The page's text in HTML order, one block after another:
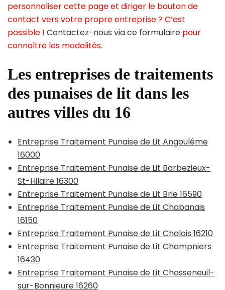
personnaliser cette page et diriger le bouton de
contact vers votre propre entreprise ? C’est
possible ! Contactez-nous via ce formulaire pour
connaître les modalités.
Les entreprises de traitements
des punaises de lit dans les
autres villes du 16
Entreprise Traitement Punaise de Lit Angoulême
16000
Entreprise Traitement Punaise de Lit Barbezieux-
St-Hilaire 16300
Entreprise Traitement Punaise de Lit Brie 16590
Entreprise Traitement Punaise de Lit Chabanais
16150
Entreprise Traitement Punaise de Lit Chalais 16210
Entreprise Traitement Punaise de Lit Champniers
16430
Entreprise Traitement Punaise de Lit Chasseneuil-
sur-Bonnieure 16260